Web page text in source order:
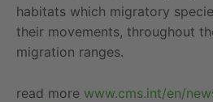
habitats which migratory
their movements, throughout
migration ranges.
read more www.cms.int/en/